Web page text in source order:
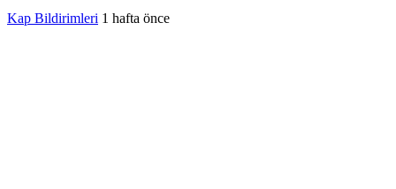
Kap Bildirimleri 1 hafta önce